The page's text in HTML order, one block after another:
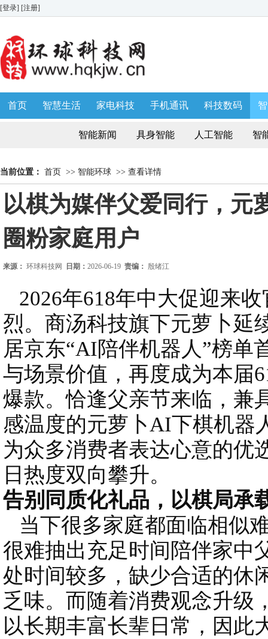
[登录] [注册]
首页 智慧生活 家电科技 手机通讯 科技数码
AWE 家博会
智能新闻 具身智能 人工智能 智
当前位置： 首页 >> 智能环球 >> 查看详情
以棋为媒伴父爱同行，元
圈粉家庭用户
来源： 环球科技网 日期： 2026-06-19 责编： 殷绪江
2026年618年中大促迎来
烈。商汤科技旗下元萝卜延
居京东“AI陪伴机器人”榜单
与场景价值，再度成为本届
爆款。恰逢父亲节来临，兼
感温度的元萝卜AI下棋机器
为众多消费者表达心意的优
日热度双向攀升。
告别同质化礼品，以棋局承
当下很多家庭都面临相似
很难抽出充足时间陪伴家中
处时间较多，缺少合适的休
乏味。而随着消费观念升级
以长期丰富长辈日常，因此